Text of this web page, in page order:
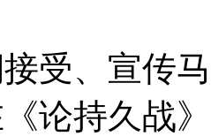
受、宣传
论持久战